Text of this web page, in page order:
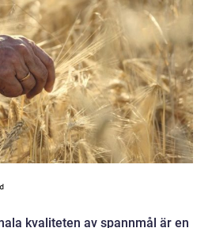
kvaliteten av spannmål är en